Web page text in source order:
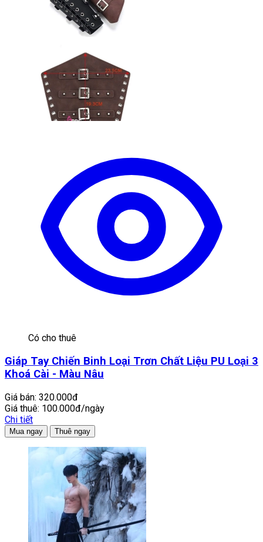
Có cho thuê
Giáp Tay Chiến Binh Loại Trơn Chất Liệu PU Loại 3
Khoá Cài - Màu Nâu
Giá bán: 320.000đ
Giá thuê: 100.000đ/ngày
Chi tiết
Mua ngay Thuê ngay